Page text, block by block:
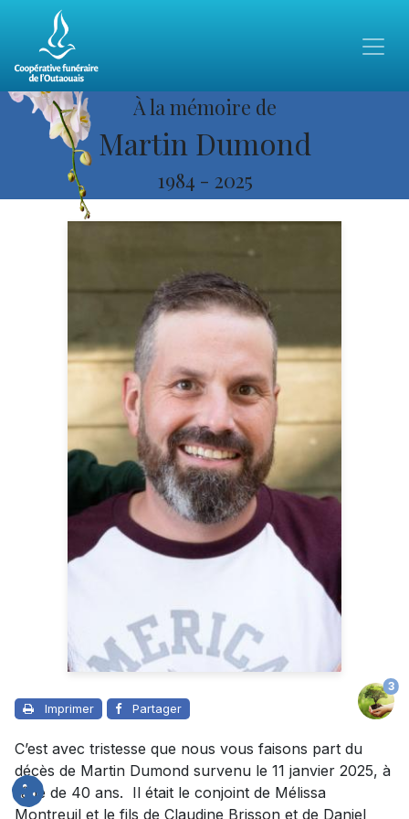
À la mémoire de
Martin Dumond
1984 - 2025
Imprimer Partager
3
C’est avec tristesse que nous vous faisons part du
décès de Martin Dumond survenu le 11 janvier 2025, à
l’âge de 40 ans. Il était le conjoint de Mélissa
Montreuil et le fils de Claudine Brisson et de Daniel